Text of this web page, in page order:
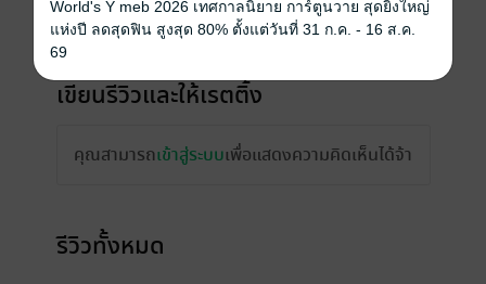
เขียนรีวิวและให้เรตติ้ง
คุณสามารถเข้าสู่ระบบเพื่อแสดงความคิดเห็นได้จ้า
รีวิวทั้งหมด
World's Y meb 2026 เทศกาลนิยาย การ์ตูนวาย สุดยิ่งใหญ่
แห่งปี ลดสุดฟิน สูงสุด 80% ตั้งแต่วันที่ 31 ก.ค. - 16 ส.ค.
69